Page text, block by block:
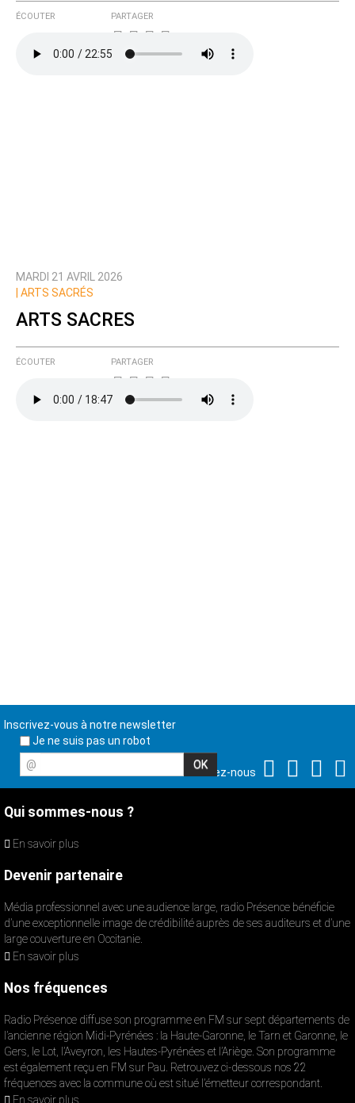
ÉCOUTER PARTAGER
MARDI 21 AVRIL 2026
ARTS SACRÉS
ARTS SACRES
ÉCOUTER PARTAGER
Inscrivez-vous à notre newsletter
Je ne suis pas un robot
@
Suivez-nous
Qui sommes-nous ?
En savoir plus
Devenir partenaire
Média professionnel avec une audience large, radio Présence bénéficie
d’une exceptionnelle image de crédibilité auprès de ses auditeurs et d’une
large couverture en Occitanie.
En savoir plus
Nos fréquences
Radio Présence diffuse son programme en FM sur sept départements de
l’ancienne région Midi-Pyrénées : la Haute-Garonne, le Tarn et Garonne, le
Gers, le Lot, l’Aveyron, les Hautes-Pyrénées et l’Ariège. Son programme
est également reçu en FM sur Pau. Retrouvez ci-dessous nos 22
fréquences avec la commune où est situé l’émetteur correspondant.
En savoir plus